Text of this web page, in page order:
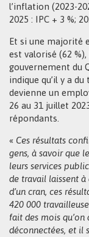
l’inflation (2023-
2025 : IPC + 3 %;
Et si une majorité
est valorisé (62
gouvernement du
indique qu’il y a
devienne un
26 au 31 juillet
répondants.
« Ces résultats
gens, à savoir que
leurs services
de travail laissent
d’un cran, ces
420 000
fait des mois
déconnectées, et il